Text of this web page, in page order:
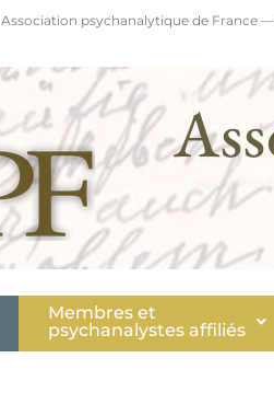
Association psychanalytique de France
Membres et
psychanalystes affiliés